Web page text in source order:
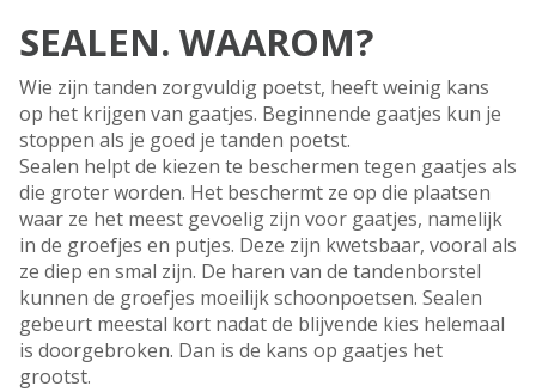
SEALEN. WAAROM?
Wie zijn tanden zorgvuldig poetst, heeft weinig kans
op het krijgen van gaatjes. Beginnende gaatjes kun je
stoppen als je goed je tanden poetst.
Sealen helpt de kiezen te beschermen tegen gaatjes als
die groter worden. Het beschermt ze op die plaatsen
waar ze het meest gevoelig zijn voor gaatjes, namelijk
in de groefjes en putjes. Deze zijn kwetsbaar, vooral als
ze diep en smal zijn. De haren van de tandenborstel
kunnen de groefjes moeilijk schoonpoetsen. Sealen
gebeurt meestal kort nadat de blijvende kies helemaal
is doorgebroken. Dan is de kans op gaatjes het
grootst.